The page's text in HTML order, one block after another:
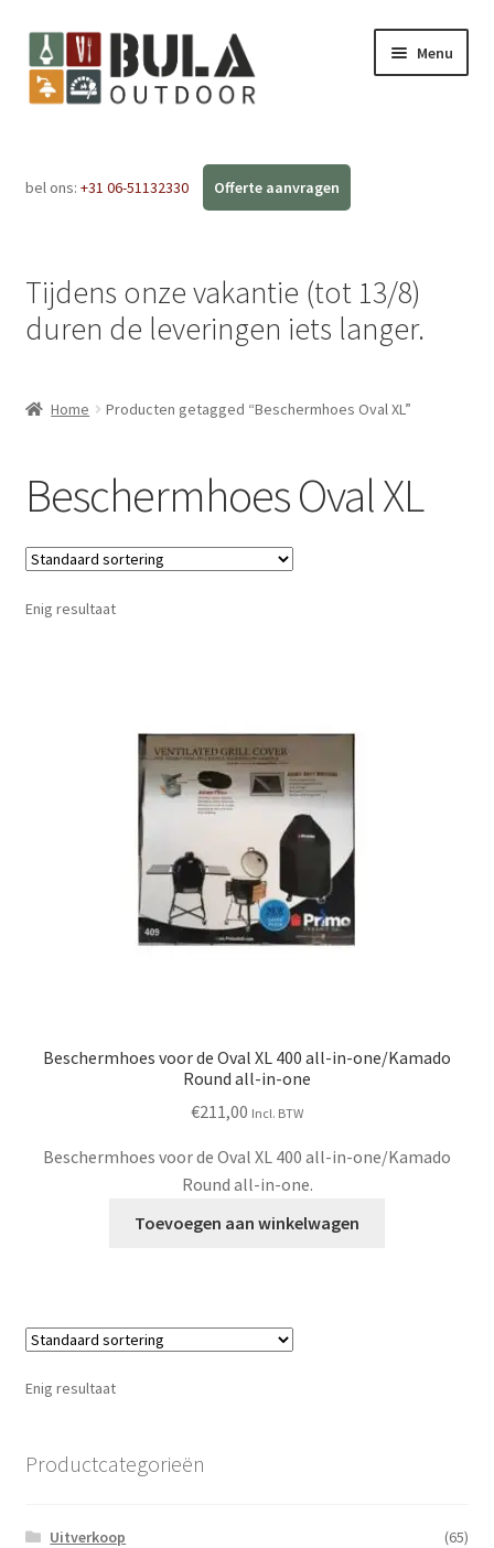
Menu
Webshop
FAQ
bel ons: +31 06-51132330
Tijdens onze vakantie (tot 13/8)
duren de leveringen iets langer.
Home Producten getagged “Beschermhoes Oval XL”
Beschermhoes Oval XL
Enig resultaat
Beschermhoes voor de Oval XL 400 all-in-one/Kamado
Round all-in-one
€211,00 Incl. BTW
Beschermhoes voor de Oval XL 400 all-in-one/Kamado
Round all-in-one.
Toevoegen aan winkelwagen
Enig resultaat
Productcategorieën
Uitverkoop
(65)